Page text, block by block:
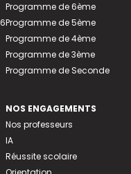
Programme de 6ème
Programme de 5ème
Programme de 4ème
Programme de 3ème
Programme de Seconde
NOS ENGAGEMENTS
Nos professeurs
IA
Réussite scolaire